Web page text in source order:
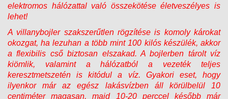
elektromos hálózattal való összekötése életveszélyes is
lehet!
A villanybojler szakszerűtlen rögzítése is komoly károkat
okozgat, ha lezuhan a több mint 100 kilós készülék, akkor
a flexibilis cső biztosan elszakad. A bojlerben tárolt víz
kiömlik, valamint a hálózatból a vezeték teljes
keresztmetszetén is kitódul a víz. Gyakori eset, hogy
ilyenkor már az egész lakásvízben áll körülbelül 10
centiméter magasan, majd 10-20 perccel később már